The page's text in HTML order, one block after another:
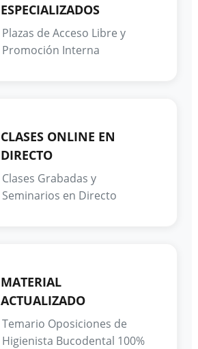
ESPECIALIZADOS
Plazas de Acceso Libre y
Promoción Interna
CLASES ONLINE EN
DIRECTO
Clases Grabadas y
Seminarios en Directo
MATERIAL
ACTUALIZADO
Temario Oposiciones de
Higienista Bucodental 100%